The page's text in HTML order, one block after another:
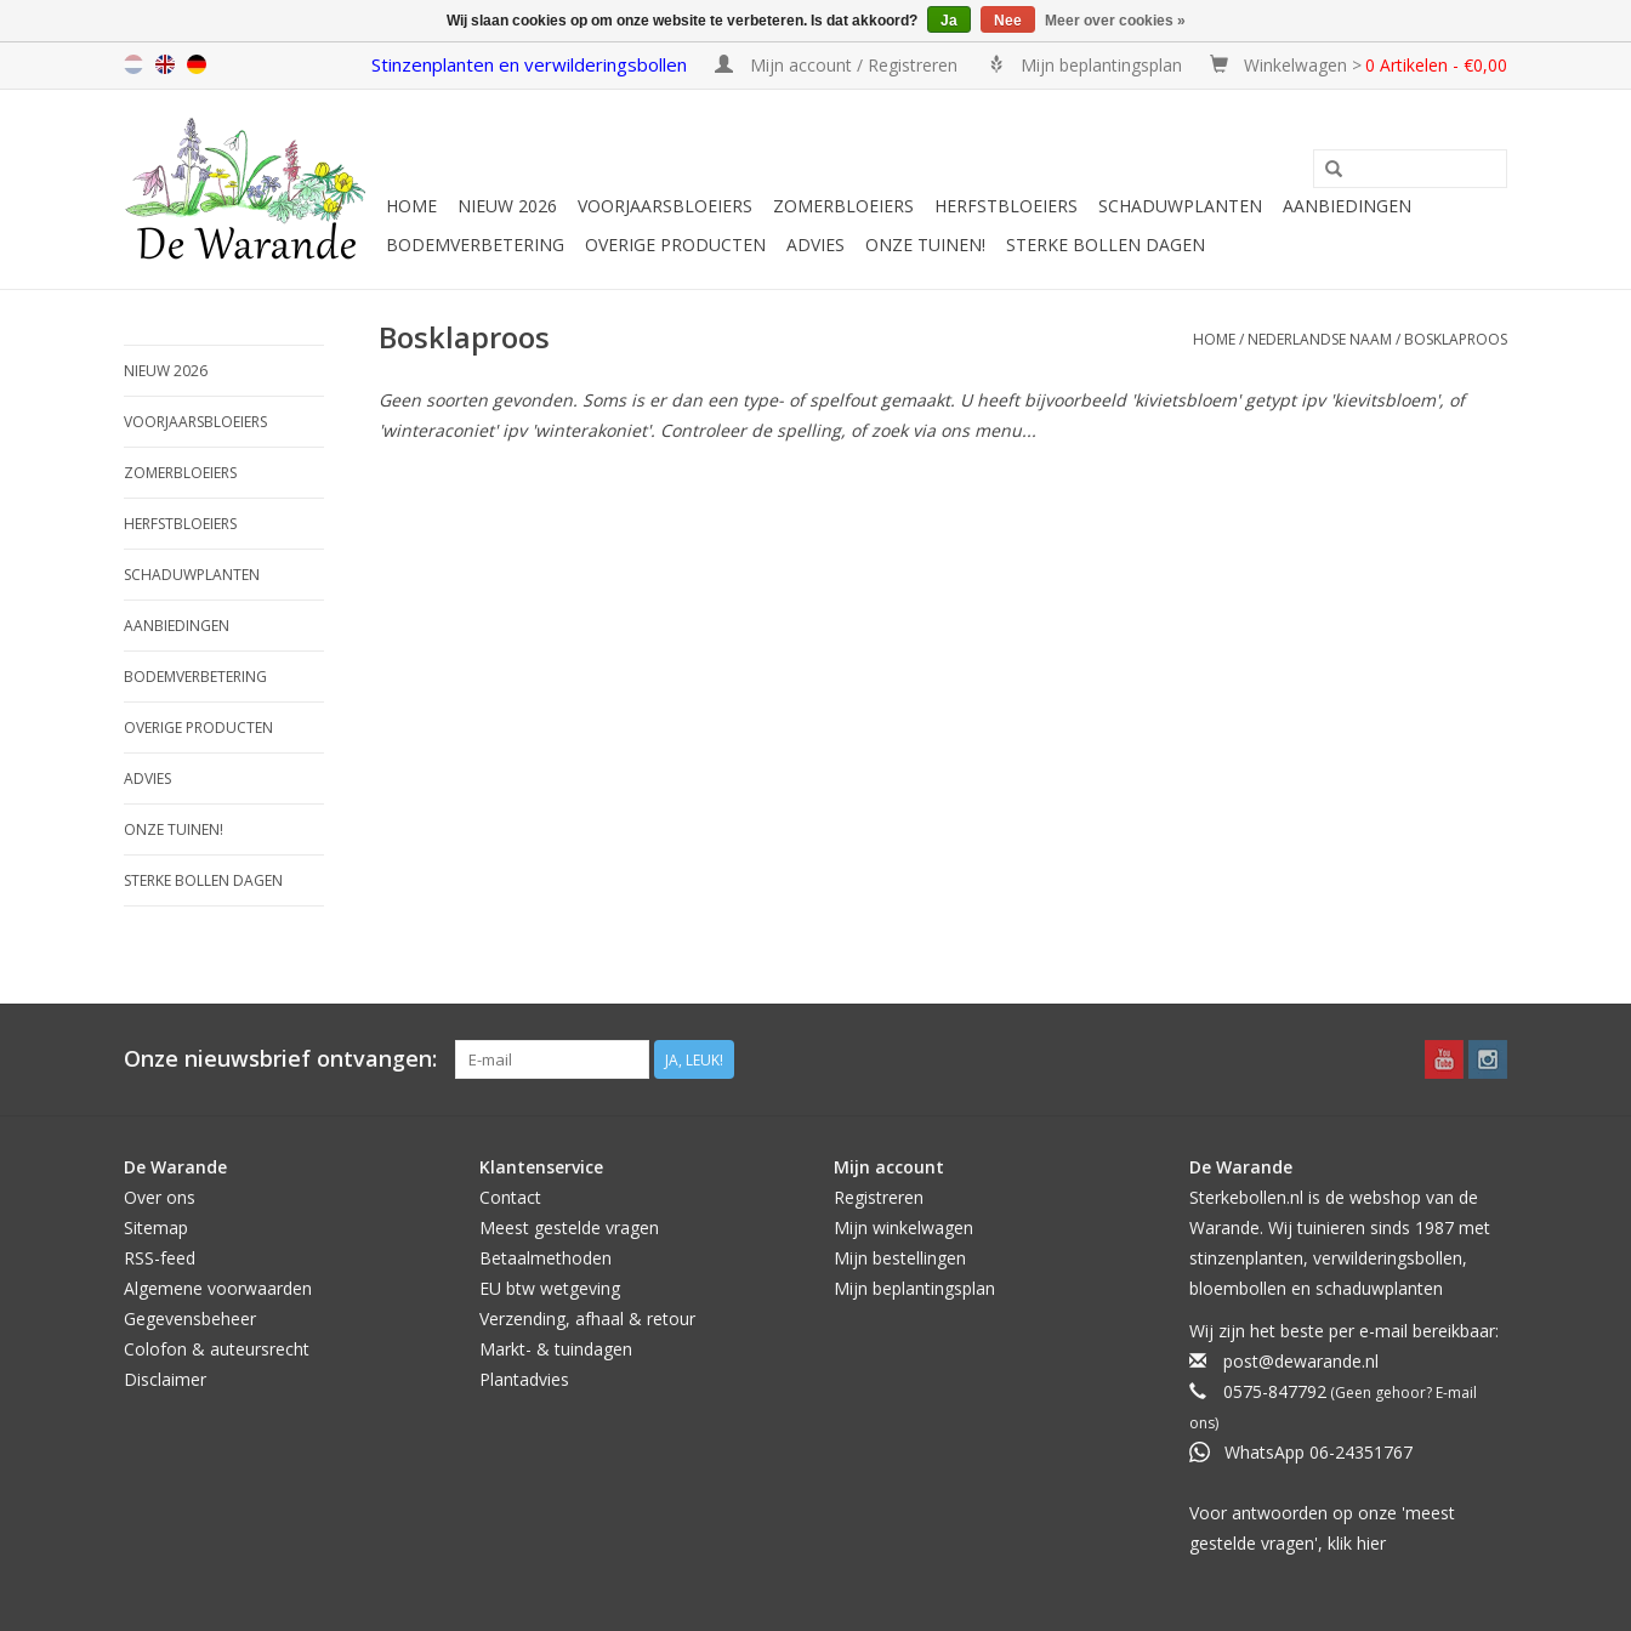
Stinzenplanten en verwilderingsbollen Mijn account / Registreren Mijn beplantingsplan Winkelwagen >0 Artikelen - €0,00
HOME NIEUW 2026 VOORJAARSBLOEIERS ZOMERBLOEIERS HERFSTBLOEIERS SCHADUWPLANTEN
AANBIEDINGEN
BODEMVERBETERING
OVERIGE PRODUCTEN ADVIES ONZE TUINEN! STERKE BOLLEN DAGEN
NIEUW 2026
VOORJAARSBLOEIERS
ZOMERBLOEIERS
HERFSTBLOEIERS
SCHADUWPLANTEN
AANBIEDINGEN
BODEMVERBETERING
OVERIGE PRODUCTEN
ADVIES
ONZE TUINEN!
STERKE BOLLEN DAGEN
Bosklaproos HOME/ NEDERLANDSE NAAM / BOSKLAPROOS
Geen soorten gevonden. Soms is er dan een type- of spelfout gemaakt. U heeft bijvoorbeeld 'kivietsbloem' getypt ipv 'kievitsbloem', of
'winteraconiet' ipv 'winterakoniet'. Controleer de spelling, of zoek via ons menu...
Onze nieuwsbrief ontvangen: JA, LEUK!
De Warande
Over ons
Sitemap
RSS-feed
Algemene voorwaarden
Gegevensbeheer
Colofon & auteursrecht
Disclaimer
Klantenservice
Contact
Meest gestelde vragen
Betaalmethoden
EU btw wetgeving
Verzending, afhaal & retour
Markt- & tuindagen
Plantadvies
Mijn account
Registreren
Mijn winkelwagen
Mijn bestellingen
Mijn beplantingsplan
De Warande
Sterkebollen.nl is de webshop van de
Warande. Wij tuinieren sinds 1987 met
stinzenplanten, verwilderingsbollen,
bloembollen en schaduwplanten
Wij zijn het beste per e-mail bereikbaar:
post@dewarande.nl
0575-847792(Geen gehoor? E-mail
ons)
WhatsApp 06-24351767
Voor antwoorden op onze 'meest
gestelde vragen', klik hier
Wij slaan cookies op om onze website te verbeteren. Is dat akkoord? Ja Nee Meer over cookies »